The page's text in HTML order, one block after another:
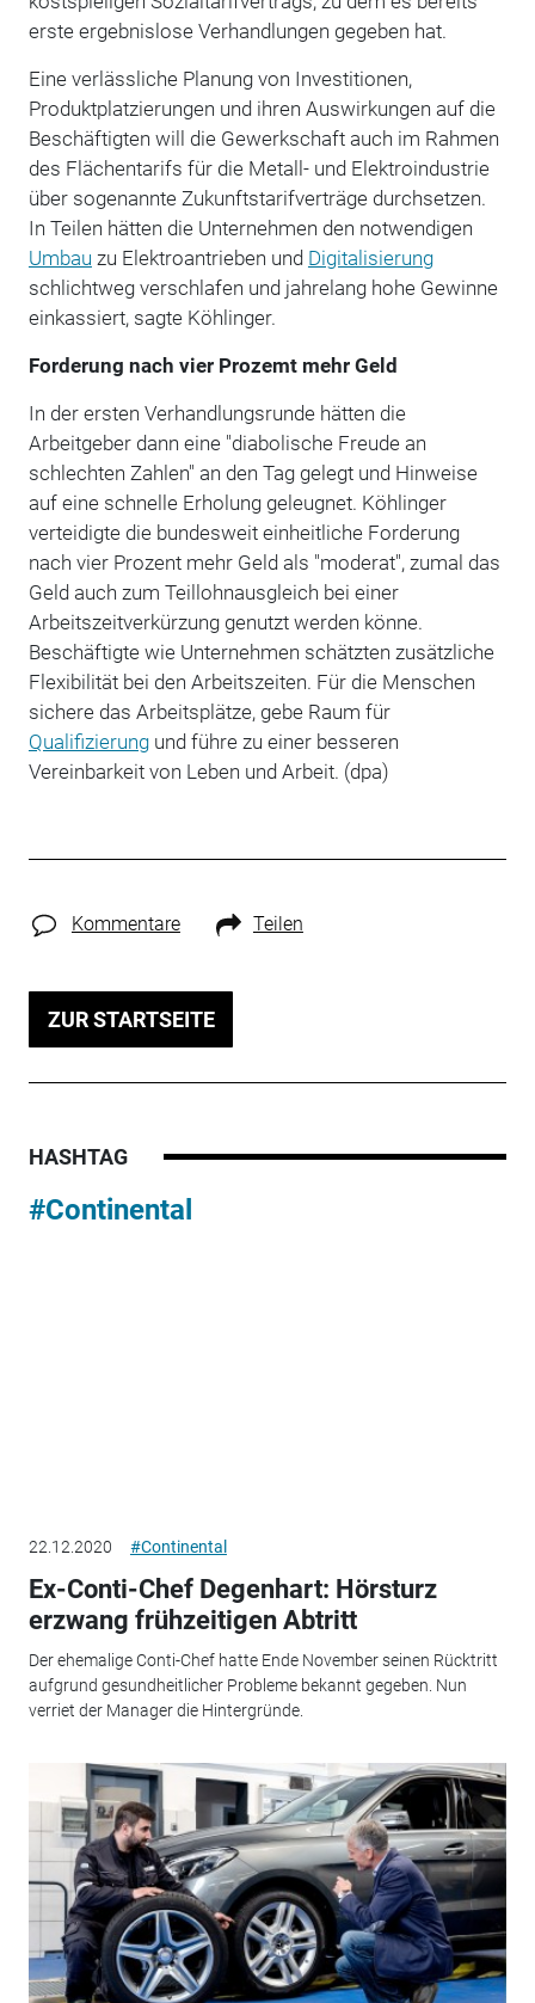
erste ergebnislose Verhandlungen gegeben hat.
Eine verlässliche Planung von Investitionen,
Produktplatzierungen und ihren Auswirkungen auf die
Beschäftigten will die Gewerkschaft auch im Rahmen
des Flächentarifs für die Metall- und Elektroindustrie
über sogenannte Zukunftstarifverträge durchsetzen.
In Teilen hätten die Unternehmen den notwendigen
Umbau zu Elektroantrieben und Digitalisierung
schlichtweg verschlafen und jahrelang hohe Gewinne
einkassiert, sagte Köhlinger.
Forderung nach vier Prozemt mehr Geld
In der ersten Verhandlungsrunde hätten die
Arbeitgeber dann eine "diabolische Freude an
schlechten Zahlen" an den Tag gelegt und Hinweise
auf eine schnelle Erholung geleugnet. Köhlinger
verteidigte die bundesweit einheitliche Forderung
nach vier Prozent mehr Geld als "moderat", zumal das
Geld auch zum Teillohnausgleich bei einer
Arbeitszeitverkürzung genutzt werden könne.
Beschäftigte wie Unternehmen schätzten zusätzliche
Flexibilität bei den Arbeitszeiten. Für die Menschen
sichere das Arbeitsplätze, gebe Raum für
Qualifizierungund führe zu einer besseren
Vereinbarkeit von Leben und Arbeit. (dpa)
Kommentare Teilen
ZUR STARTSEITE
HASHTAG
#Continental
22.12.2020 #Continental
Ex-Conti-Chef Degenhart: Hörsturz
erzwang frühzeitigen Abtritt
Der ehemalige Conti-Chef hatte Ende November seinen Rücktritt
aufgrund gesundheitlicher Probleme bekannt gegeben. Nun
verriet der Manager die Hintergründe.